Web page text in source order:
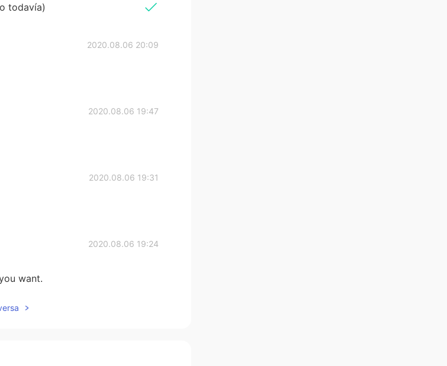
todavía)
2020.08.06 20:09
2020.08.06 19:47
2020.08.06 19:31
2020.08.06 19:24
want.